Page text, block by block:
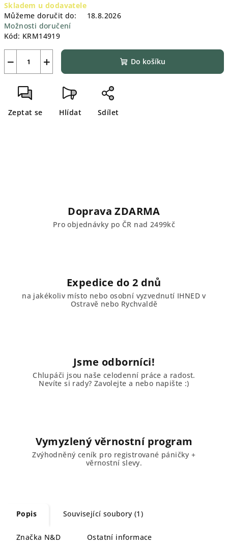
Skladem u dodavatele
Můžeme doručit do:
18.8.2026
Možnosti doručení
Kód: KRM14919
+
− Do košíku
Zeptat se Hlídat Sdílet
Doprava ZDARMA
Pro objednávky po ČR nad 2499kč
Expedice do 2 dnů
na jakékoliv místo nebo osobní vyzvednutí IHNED v
Ostravě nebo Rychvaldě
Jsme odborníci!
Chlupáči jsou naše celodenní práce a radost.
Nevíte si rady? Zavolejte a nebo napište :)
Vymyzlený věrnostní program
Zvýhodněný ceník pro registrované páničky +
věrnostní slevy.
Popis Související soubory (1)
Značka N&D Ostatní informace